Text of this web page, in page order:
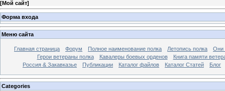
[Мой сайт]
Форма входа
Меню сайта
Главная страница Форум Полное наименование полка Летопись полка
Они
Герои ветераны полка
Кавалеры боевых орденов
Книга памяти
Россия & Закавказье
Публикации Каталог файлов Каталог Cтатей Блог
Categories